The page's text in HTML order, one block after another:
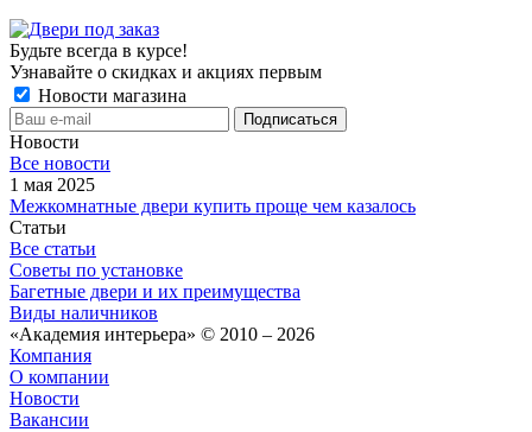
Будьте всегда в курсе!
Узнавайте о скидках и акциях первым
Новости магазина
Новости
Все новости
1 мая 2025
Межкомнатные двери купить проще чем казалось
Статьи
Все статьи
Советы по установке
Багетные двери и их преимущества
Виды наличников
«Академия интерьера» © 2010 – 2026
Компания
О компании
Новости
Вакансии